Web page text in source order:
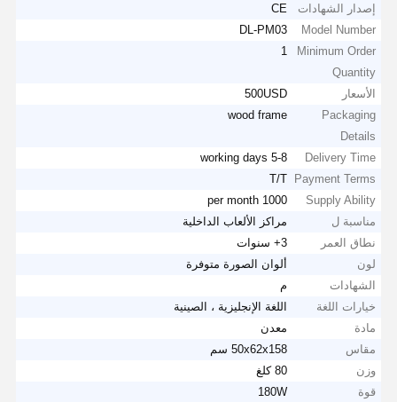
إصدار الشهادات
CE
Model Number
DL-PM03
Minimum Order
Quantity
1
الأسعار
500USD
Packaging
Details
wood frame
Delivery Time
5-8 working days
Payment Terms
T/T
Supply Ability
1000 per month
مناسبة ل
مراكز الألعاب الداخلية
نطاق العمر
3+ سنوات
لون
ألوان الصورة متوفرة
الشهادات
م
خيارات اللغة
اللغة الإنجليزية ، الصينية
مادة
معدن
مقاس
50x62x158 سم
وزن
80 كلغ
قوة
180W